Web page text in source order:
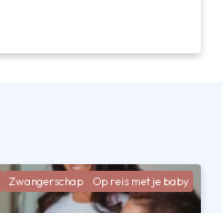
Zwangerschap Op reis met je baby